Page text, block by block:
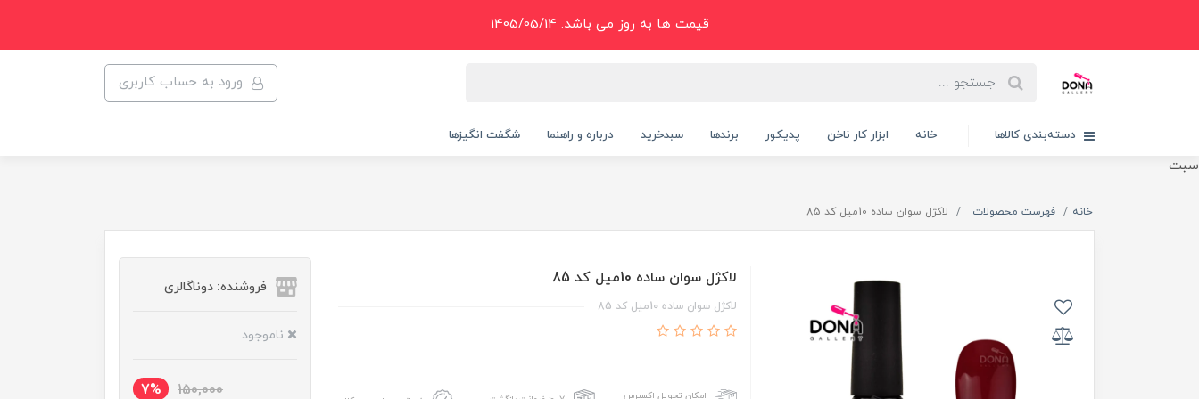
سبت
قیمت ها به روز می باشد. 1405/05/14
ورود به حساب کاربری
دسته‌بندی کالاها خانه ابزار کار ناخن پدیکور برندها سبدخرید درباره و راهنما شگفت انگیزها
خانه فهرست محصولات لاکژل سوان ساده 10ميل کد 85
لاکژل سوان ساده 10ميل کد 85
لاکژل سوان ساده 10ميل کد 85
امکان تحویل اکسپرس
فروشنده: دوناگالری
ناموجود
150,000
7%